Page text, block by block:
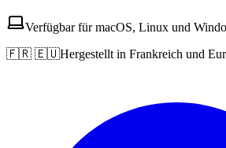
Verfügbar für macOS, Linux und
🇫🇷 🇪🇺Hergestellt in Frankreich und